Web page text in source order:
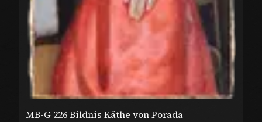
MB-G 226 Bildnis Käthe von Porada